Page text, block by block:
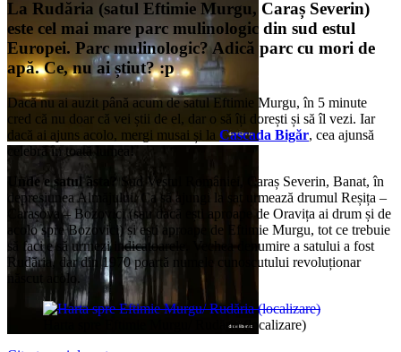
La Rudăria (satul Eftimie Murgu, Caraș Severin)
este cel mai mare parc mulinologic din sud estul
Europei. Parc mulinologic? Adică parc cu mori de
apă. Ce, nu ai știut? :p
Dacă nu ai auzit până acum de satul Eftimie Murgu, în 5 minute
cred că nu doar că vei știi de el, dar o să îți dorești și să îl vezi. Iar
dacă ai ajuns acolo, mergi musai și la Cascada Bigăr, cea ajunsă
celebră în toată lumea!
Unde e satul ăsta?Sud Vestul României, Caraș Severin, Banat, în
depresiunea Almăjului. Ca să ajungi la sat urmează drumul Reșița –
Carașova – Bozovici (sau dacă ești aproape de Oravița ai drum și de
acolo spre Bozovici) și ești aproape de Eftimie Murgu, tot ce trebuie
să faci e să urmezi indicatoarele. Vechea denumire a satului a fost
Rudăria, dar din 1970 poartă numele cunoscutului revoluționar
născut acolo.
Harta spre Eftimie Murgu/ Rudăria (localizare)